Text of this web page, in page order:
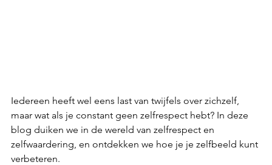
Iedereen heeft wel eens last van twijfels over zichzelf,
maar wat als je constant geen zelfrespect hebt? In deze
blog duiken we in de wereld van zelfrespect en
zelfwaardering, en ontdekken we hoe je je zelfbeeld kunt
verbeteren.